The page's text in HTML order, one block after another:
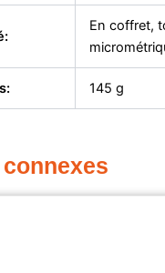
En coffret,
145 g